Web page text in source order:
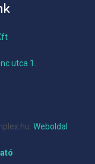
utca 1.
Weboldal